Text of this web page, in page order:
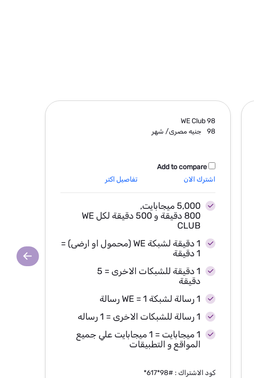
WE Club98
98
جنيه مصرى/ شهر
Add to compare
اشترك الان
تفاصيل اكتر
5,000 ميجابايت,
800 دقيقة و 500 دقيقة لكل WE
CLUB
1 دقيقة لشبكة WE (محمول او ارضى) =
1 دقيقة
1 دقيقة للشبكات الاخرى = 5
دقيقة
1 رسالة لشبكة WE = 1 رسالة
1 رسالة للشبكات الاخرى = 1 رساله
1 ميجابايت = 1 ميجابايت علي جميع
المواقع و التطبيقات
كود الاشتراك : #98*617*